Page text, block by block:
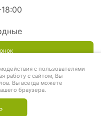
с пользователями
работу с сайтом, Вы
Вы всегда можете
браузера.